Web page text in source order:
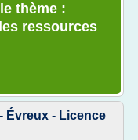
thème :
ressources
Évreux - Licence